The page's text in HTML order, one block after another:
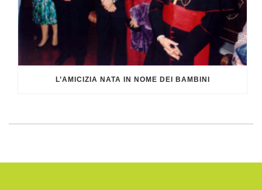
L’AMICIZIA NATA IN NOME DEI BAMBINI